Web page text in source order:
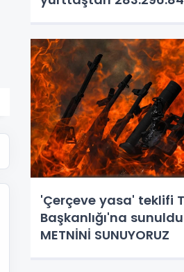
'Çerçeve yasa' teklifi
Başkanlığı'na
METNİNİ SUNUYORUZ